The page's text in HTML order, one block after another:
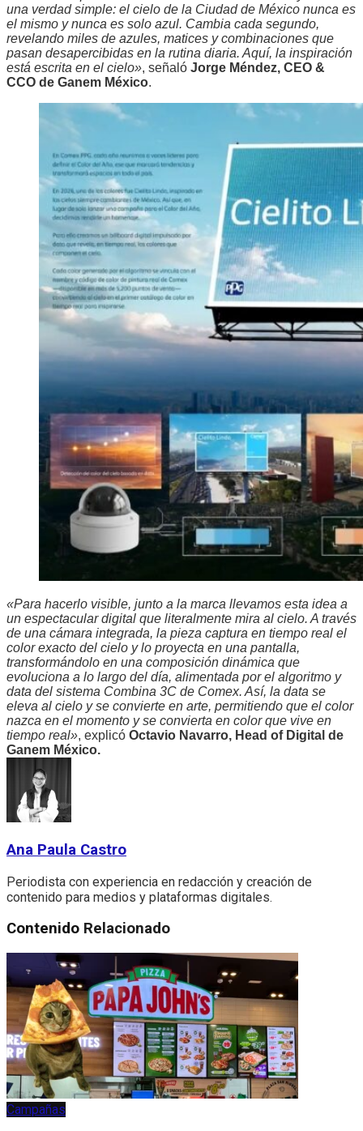
una verdad simple: el cielo de la Ciudad de México nunca es
el mismo y nunca es solo azul. Cambia cada segundo,
revelando miles de azules, matices y combinaciones que
pasan desapercibidas en la rutina diaria. Aquí, la inspiración
está escrita en el cielo», señaló Jorge Méndez, CEO &
CCO de Ganem México.
«Para hacerlo visible, junto a la marca llevamos esta idea a
un espectacular digital que literalmente mira al cielo. A través
de una cámara integrada, la pieza captura en tiempo real el
color exacto del cielo y lo proyecta en una pantalla,
transformándolo en una composición dinámica que
evoluciona a lo largo del día, alimentada por el algoritmo y
data del sistema Combina 3C de Comex. Así, la data se
eleva al cielo y se convierte en arte, permitiendo que el color
nazca en el momento y se convierta en color que vive en
tiempo real», explicó Octavio Navarro, Head of Digital de
Ganem México.
Ana Paula Castro
Periodista con experiencia en redacción y creación de
contenido para medios y plataformas digitales.
Contenido Relacionado
Campañas